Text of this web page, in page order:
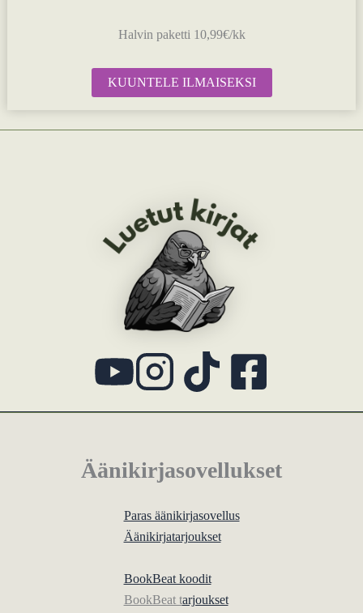
Halvin paketti 10,99€/kk
KUUNTELE ILMAISEKSI
Äänikirjasovellukset
Paras äänikirjasovellus
Äänikirjatarjoukset
BookBeat koodit
BookBeat tarjoukset